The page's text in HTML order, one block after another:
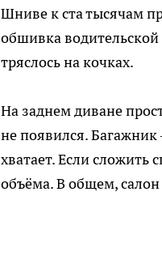
Шниве к ста тысячам
обшивка водительской
тряслось на кочках.
На заднем диване
не появился.
хватает. Если сложить
объёма. В общем, салон